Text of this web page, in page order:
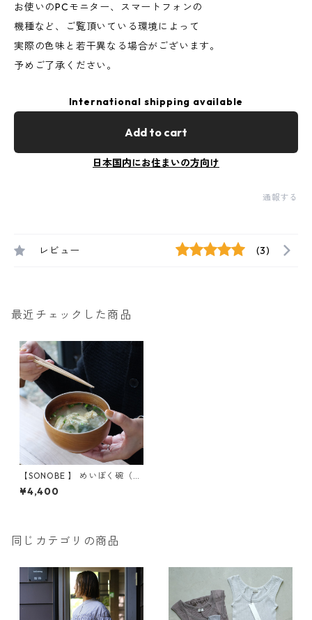
お使いのPCモニター、スマートフォンの
機種など、ご覧頂いている環境によって
実際の色味と若干異なる場合がございます。
予めご了承ください。
International shipping available
Add to cart
日本国内にお住まいの方向け
通報する
レビュー (3)
最近チェックした商品
【SONOBE 】 めいぼく碗（け
やき）
¥4,400
同じカテゴリの商品